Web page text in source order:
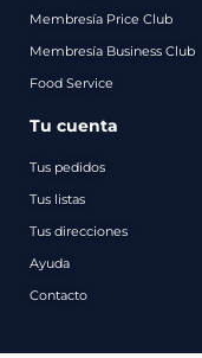
Membresía Price Club
Membresía Business Club
Food Service
Tu cuenta
Tus pedidos
Tus listas
Tus direcciones
Ayuda
Contacto